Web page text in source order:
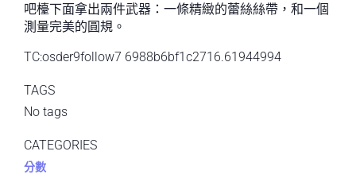
吧檯下面拿出兩件武器：一條精緻的蕾絲絲帶，和一個
測量完美的圓規。
TC:osder9follow7 6988b6bf1c2716.61944994
TAGS
No tags
CATEGORIES
分數